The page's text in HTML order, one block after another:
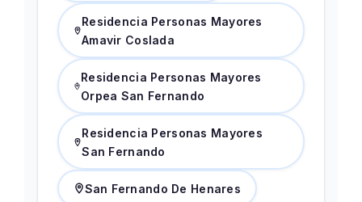
Residencia Personas Mayores
Amavir Coslada
Residencia Personas Mayores
Orpea San Fernando
Residencia Personas Mayores
San Fernando
San Fernando De Henares